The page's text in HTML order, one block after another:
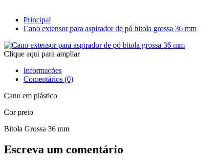
Principal
Cano extensor para aspirador de pó bitola grossa 36 mm
Clique aqui para ampliar
Informações
Comentários (0)
Cano em plástico
Cor preto
Bitola Grossa 36 mm
Escreva um comentário